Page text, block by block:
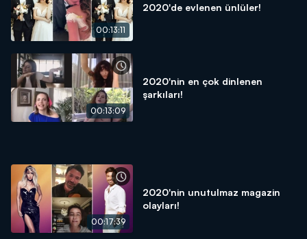
00:13:11
2020'de evlenen ünlüler!
00:13:09
2020'nin en çok dinlenen
şarkıları!
00:17:39
2020'nin unutulmaz magazin
olayları!